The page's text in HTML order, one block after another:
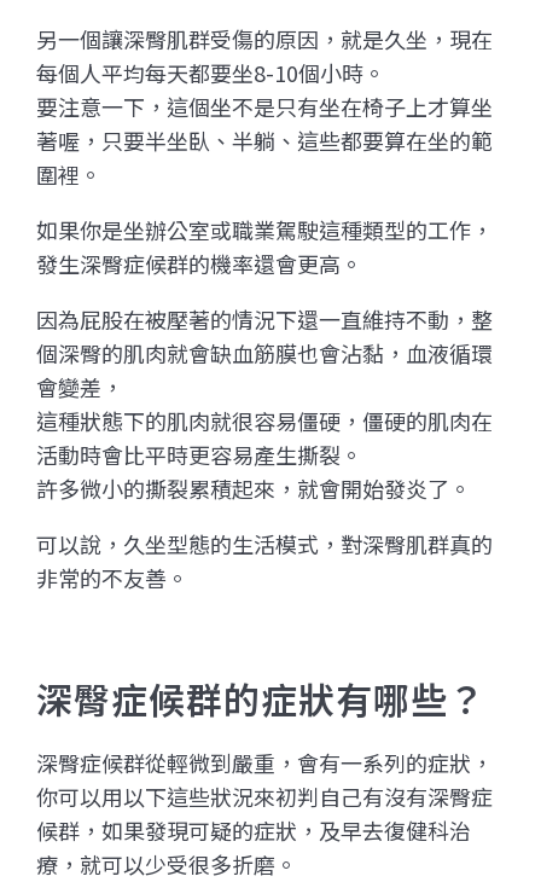
另一個讓深臀肌群受傷的原因，就是久坐，現在
每個人平均每天都要坐8-10個小時。
要注意一下，這個坐不是只有坐在椅子上才算坐
著喔，只要半坐臥、半躺、這些都要算在坐的範
圍裡。
如果你是坐辦公室或職業駕駛這種類型的工作，
發生深臀症候群的機率還會更高。
因為屁股在被壓著的情況下還一直維持不動，整
個深臀的肌肉就會缺血筋膜也會沾黏，血液循環
會變差，
這種狀態下的肌肉就很容易僵硬，僵硬的肌肉在
活動時會比平時更容易產生撕裂。
許多微小的撕裂累積起來，就會開始發炎了。
可以說，久坐型態的生活模式，對深臀肌群真的
非常的不友善。
深臀症候群的症狀有哪些？
深臀症候群從輕微到嚴重，會有一系列的症狀，
你可以用以下這些狀況來初判自己有沒有深臀症
候群，如果發現可疑的症狀，及早去復健科治
療，就可以少受很多折磨。